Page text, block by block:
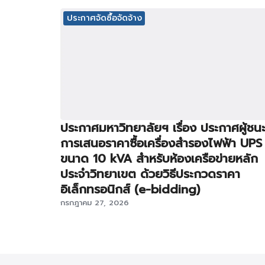
ประกาศจัดซื้อจัดจ้าง
ประกาศมหาวิทยาลัยฯ เรื่อง ประกาศผู้ชนะ
การเสนอราคาซื้อเครื่องสำรองไฟฟ้า UPS
ขนาด 10 kVA สำหรับห้องเครือข่ายหลัก
ประจำวิทยาเขต ด้วยวิธีประกวดราคา
อิเล็กทรอนิกส์ (e-bidding)
กรกฎาคม 27, 2026